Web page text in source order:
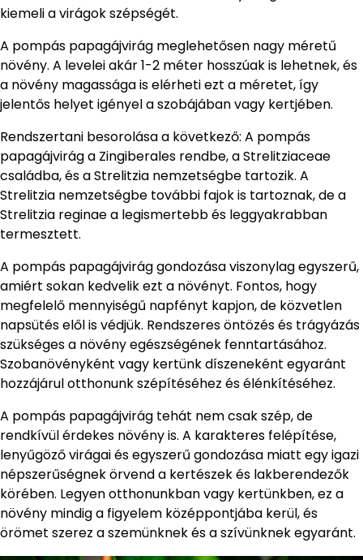
kiemeli a virágok szépségét.
A pompás papagájvirág meglehetősen nagy méretű
növény. A levelei akár 1-2 méter hosszúak is lehetnek, és
a növény magassága is elérheti ezt a méretet, így
jelentős helyet igényel a szobájában vagy kertjében.
Rendszertani besorolása a következő: A pompás
papagájvirág a Zingiberales rendbe, a Strelitziaceae
családba, és a Strelitzia nemzetségbe tartozik. A
Strelitzia nemzetségbe további fajok is tartoznak, de a
Strelitzia reginae a legismertebb és leggyakrabban
termesztett.
A pompás papagájvirág gondozása viszonylag egyszerű,
amiért sokan kedvelik ezt a növényt. Fontos, hogy
megfelelő mennyiségű napfényt kapjon, de közvetlen
napsütés elől is védjük. Rendszeres öntözés és trágyázás
szükséges a növény egészségének fenntartásához.
Szobanövényként vagy kertünk díszeneként egyaránt
hozzájárul otthonunk szépítéséhez és élénkítéséhez.
A pompás papagájvirág tehát nem csak szép, de
rendkívül érdekes növény is. A karakteres felépítése,
lenyűgöző virágai és egyszerű gondozása miatt egy igazi
népszerűségnek örvend a kertészek és lakberendezők
körében. Legyen otthonunkban vagy kertünkben, ez a
növény mindig a figyelem középpontjába kerül, és
örömet szerez a szemünknek és a szívünknek egyaránt.